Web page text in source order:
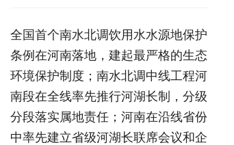
全国首个南水北调饮用水水源地保护
条例在河南落地，建起最严格的生态
环境保护制度；南水北调中线工程河
南段在全线率先推行河湖长制，分级
分段落实属地责任；河南在沿线省份
中率先建立省级河湖长联席会议和企